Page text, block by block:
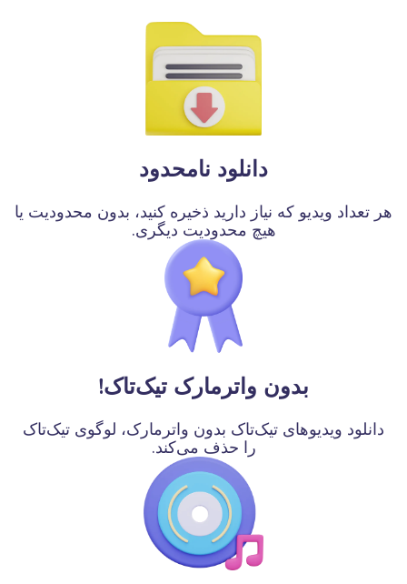
دانلود نامحدود
هر تعداد ویدیو که نیاز دارید ذخیره کنید، بدون محدودیت یا
هیچ محدودیت دیگری.
بدون واترمارک تیک‌تاک!
دانلود ویدیوهای تیک‌تاک بدون واترمارک، لوگوی تیک‌تاک
را حذف می‌کند.